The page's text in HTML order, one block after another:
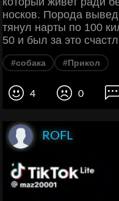
носков. Порода
тянул нарты по 100
50 и был за это счастл
#собака #Прикол
4 0
ROFL